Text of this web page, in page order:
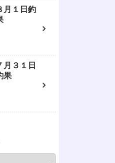
月１日釣
月３１日
果